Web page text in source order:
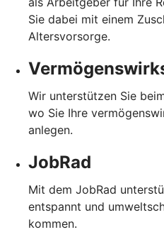
Sie dabei mit einem
Altersvorsorge.
Wir unterstützen Sie
wo Sie Ihre
anlegen.
JobRad
Mit dem JobRad
entspannt und
kommen.